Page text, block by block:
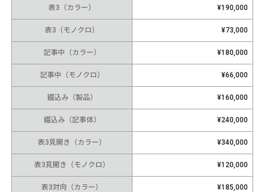
表3（カラー） ¥190,000
表3（モノクロ） ¥73,000
記事中（カラー） ¥180,000
記事中（モノクロ） ¥66,000
綴込み（製品） ¥160,000
綴込み（記事体） ¥240,000
表3見開き（カラー） ¥340,000
表3見開き（モノクロ） ¥120,000
表3対向（カラー） ¥185,000